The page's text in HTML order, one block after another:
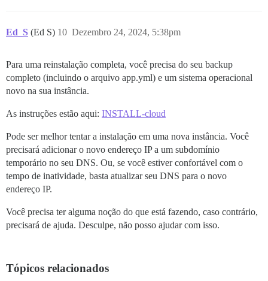
Ed_S (Ed S) Dezembro 24, 2024, 5:38pm
10
Para uma reinstalação completa, você precisa do seu backup
completo (incluindo o arquivo app.yml) e um sistema operacional
novo na sua instância.
As instruções estão aqui: INSTALL-cloud
Pode ser melhor tentar a instalação em uma nova instância. Você
precisará adicionar o novo endereço IP a um subdomínio
temporário no seu DNS. Ou, se você estiver confortável com o
tempo de inatividade, basta atualizar seu DNS para o novo
endereço IP.
Você precisa ter alguma noção do que está fazendo, caso contrário,
precisará de ajuda. Desculpe, não posso ajudar com isso.
Tópicos relacionados